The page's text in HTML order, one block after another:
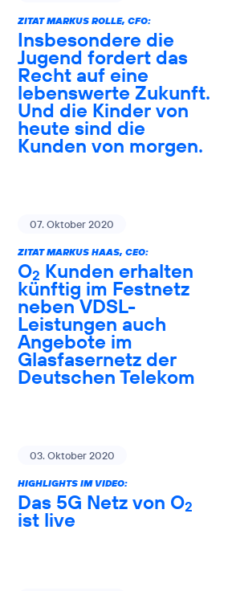
ZITAT MARKUS ROLLE, CFO:
Insbesondere die
Jugend fordert das
Recht auf eine
lebenswerte Zukunft.
Und die Kinder von
heute sind die
Kunden von morgen.
07. Oktober 2020
ZITAT MARKUS HAAS, CEO:
O2 Kunden erhalten
künftig im Festnetz
neben VDSL-
Leistungen auch
Angebote im
Glasfasernetz der
Deutschen Telekom
03. Oktober 2020
HIGHLIGHTS IM VIDEO:
Das 5G Netz von O2
ist live